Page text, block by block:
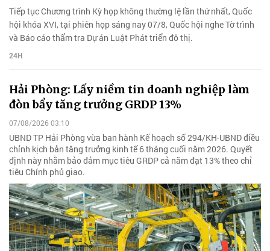
Tiếp tục Chương trình Kỳ họp không thường lệ lần thứ nhất, Quốc
hội khóa XVI, tại phiên họp sáng nay 07/8, Quốc hội nghe Tờ trình
và Báo cáo thẩm tra Dự án Luật Phát triển đô thị.
24H
Hải Phòng: Lấy niềm tin doanh nghiệp làm
đòn bẩy tăng trưởng GRDP 13%
07/08/2026 03:10
UBND TP Hải Phòng vừa ban hành Kế hoạch số 294/KH-UBND điều
chỉnh kịch bản tăng trưởng kinh tế 6 tháng cuối năm 2026. Quyết
định này nhằm bảo đảm mục tiêu GRDP cả năm đạt 13% theo chỉ
tiêu Chính phủ giao.